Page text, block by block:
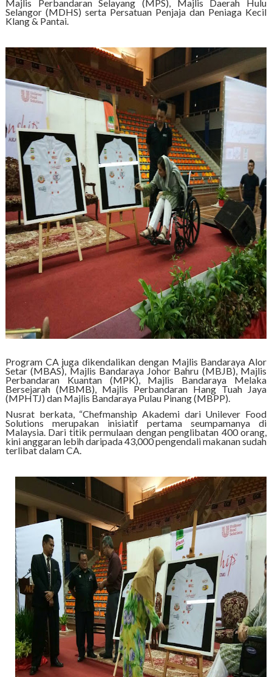
Majlis Perbandaran Selayang (MPS), Majlis Daerah Hulu
Selangor (MDHS) serta Persatuan Penjaja dan Peniaga Kecil
Klang & Pantai.
Program CA juga dikendalikan dengan Majlis Bandaraya Alor
Setar (MBAS), Majlis Bandaraya Johor Bahru (MBJB), Majlis
Perbandaran Kuantan (MPK), Majlis Bandaraya Melaka
Bersejarah (MBMB), Majlis Perbandaran Hang Tuah Jaya
(MPHTJ) dan Majlis Bandaraya Pulau Pinang (MBPP).
Nusrat berkata, “Chefmanship Akademi dari Unilever Food
Solutions merupakan inisiatif pertama seumpamanya di
Malaysia. Dari titik permulaan dengan penglibatan 400 orang,
kini anggaran lebih daripada 43,000 pengendali makanan sudah
terlibat dalam CA.